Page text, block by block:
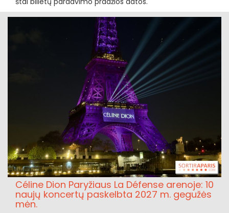
Céline Dion Paryžiaus La Défense arenoje: 10
naujų koncertų paskelbta 2027 m. gegužės
mėn.